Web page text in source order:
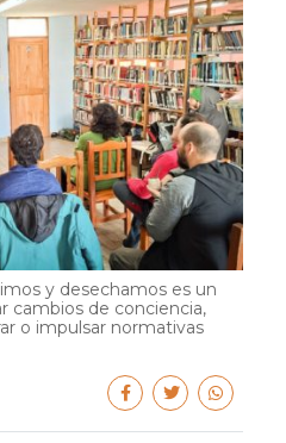
y desechamos es un
cambios de conciencia,
o impulsar normativas